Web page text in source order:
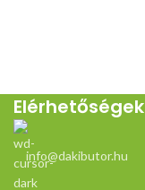
Elérhetőségek
info@dakibutor.hu